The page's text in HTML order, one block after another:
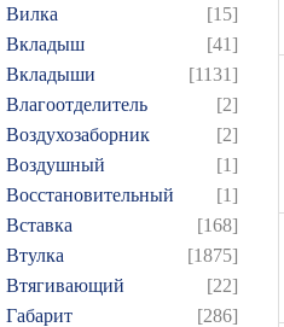
Вилка
[15]
Вкладыш
[41]
Вкладыши
[1131]
Влагоотделитель
[2]
Воздухозаборник
[2]
Воздушный
[1]
Восстановительный
[1]
Вставка
[168]
Втулка
[1875]
Втягивающий
[22]
Габарит
[286]